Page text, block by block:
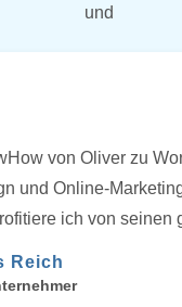
und
von Oliver zu
und Online-
ich von seinen
Reich